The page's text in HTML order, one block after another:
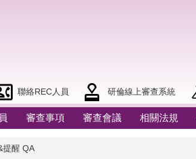
聯絡REC人員 研倫線上審查系統
審查事項 審查會議 相關法規
提醒 QA